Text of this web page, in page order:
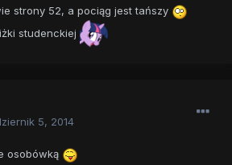
strony 52, a pociąg jest tańszy
studenckiej
5, 2014
osobówką